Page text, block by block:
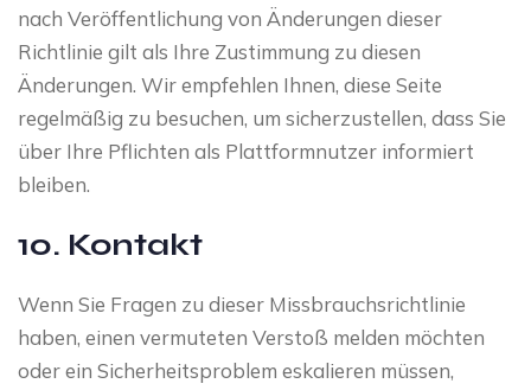
nach Veröffentlichung von Änderungen dieser
Richtlinie gilt als Ihre Zustimmung zu diesen
Änderungen. Wir empfehlen Ihnen, diese Seite
regelmäßig zu besuchen, um sicherzustellen, dass Sie
über Ihre Pflichten als Plattformnutzer informiert
bleiben.
10. Kontakt
Wenn Sie Fragen zu dieser Missbrauchsrichtlinie
haben, einen vermuteten Verstoß melden möchten
oder ein Sicherheitsproblem eskalieren müssen,